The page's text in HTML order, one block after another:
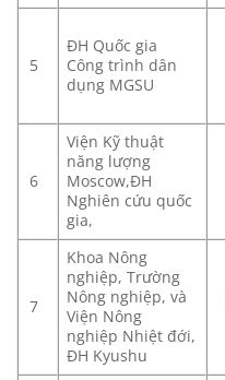
5
ĐH Quốc gia
Công trình dân
dụng MGSU
6
Viện Kỹ thuật
năng lượng
Moscow,ĐH
Nghiên cứu quốc
gia,
7
Khoa Nông
nghiệp, Trường
Nông nghiệp, và
Viện Nông
nghiệp Nhiệt đới,
ĐH Kyushu